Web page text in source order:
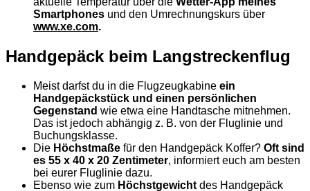
Smartphones und den Umrechnungskurs über
www.xe.com.
Handgepäck beim Langstreckenflug
Meist darfst du in die Flugzeugkabine ein
Handgepäckstück und einen persönlichen
Gegenstand wie etwa eine Handtasche mitnehmen.
Das ist jedoch abhängig z. B. von der Fluglinie und
Buchungsklasse.
Die Höchstmaße für den Handgepäck Koffer? Oft sind
es 55 x 40 x 20 Zentimeter, informiert euch am besten
bei eurer Fluglinie dazu.
Ebenso wie zum Höchstgewicht des Handgepäck